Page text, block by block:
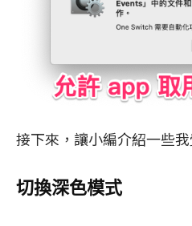
接下來，讓小編介紹一些
切換深色模式